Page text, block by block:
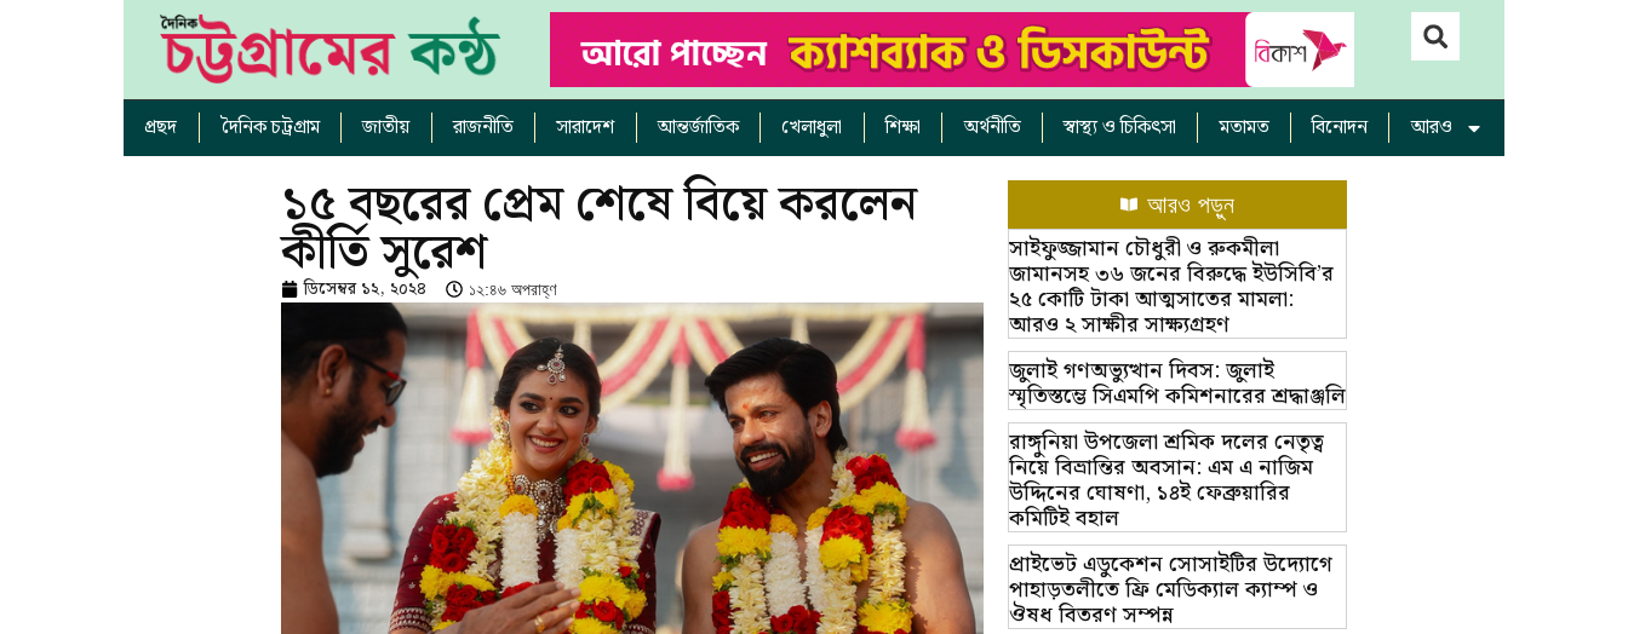
প্রছদ দৈনিক চট্রগ্রাম জাতীয় রাজনীতি সারাদেশ আন্তর্জাতিক খেলাধুলা শিক্ষা অর্থনীতি স্বাস্থ্য ও চিকিৎসা মতামত বিনোদন আরও
১৫ বছরের প্রেম শেষে বিয়ে করলেন
কীর্তি সুরেশ
ডিসেম্বর ১২, ২০২৪ ১২:৪৬ অপরাহ্ণ
আরও পড়ুন
সাইফুজ্জামান চৌধুরী ও রুকমীলা
জামানসহ ৩৬ জনের বিরুদ্ধে ইউসিবি’র
২৫ কোটি টাকা আত্মসাতের মামলা:
আরও ২ সাক্ষীর সাক্ষ্যগ্রহণ
জুলাই গণঅভ্যুত্থান দিবস: জুলাই
স্মৃতিস্তম্ভে সিএমপি কমিশনারের শ্রদ্ধাঞ্জলি
রাঙ্গুনিয়া উপজেলা শ্রমিক দলের নেতৃত্ব
নিয়ে বিভ্রান্তির অবসান: এম এ নাজিম
উদ্দিনের ঘোষণা, ১৪ই ফেব্রুয়ারির
কমিটিই বহাল
প্রাইভেট এডুকেশন সোসাইটির উদ্যোগে
পাহাড়তলীতে ফ্রি মেডিক্যাল ক্যাম্প ও
ঔষধ বিতরণ সম্পন্ন